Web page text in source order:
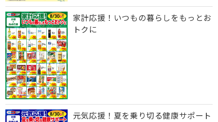
家計応援！いつもの暮らしをもっとお
トクに
元気応援！夏を乗り切る健康サポート